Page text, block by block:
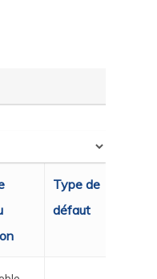
Type de
défaut